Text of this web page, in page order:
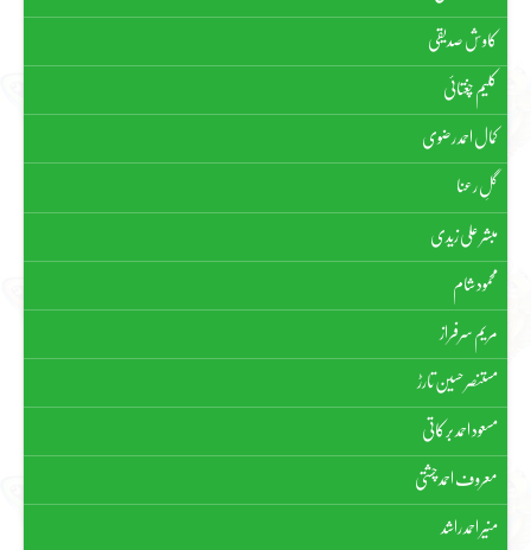
کاوش صدیقی
کلیم چغتائی
کمال احمد رضوی
گلِ رعنا
مبشر علی زیدی
محمود شام
مریم سرفراز
مستنصر حسین تارڑ
مسعود احمد برکاتی
معروف احمد چشتی
منیر احمد راشد